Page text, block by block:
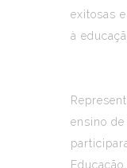
exitosas
à
ensino de